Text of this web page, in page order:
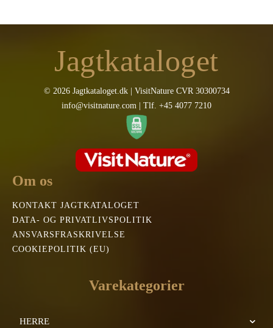
Jagtkataloget
© 2026 Jagtkataloget.dk | VisitNature CVR 30300734
info@visitnature.com | Tlf. +45 4077 7210
Om os
KONTAKT JAGTKATALOGET
DATA- OG PRIVATLIVSPOLITIK
ANSVARSFRASKRIVELSE
COOKIEPOLITIK (EU)
Varekategorier
HERRE